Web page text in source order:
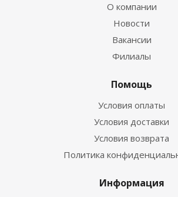
О компании
Новости
Вакансии
Филиалы
Помощь
Условия оплаты
Условия доставки
Условия возврата
Политика
Информация